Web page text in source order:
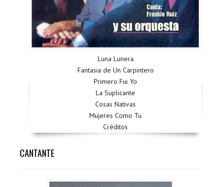
Luna Lunera
Fantasia de Un Carpintero
Primero Fui Yo
La Suplicante
Cosas Nativas
Mujeres Como Tu
Créditos
CANTANTE